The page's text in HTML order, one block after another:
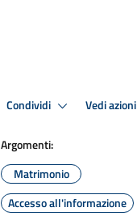
Condividi Vedi azioni
Argomenti:
Matrimonio
Accesso all'informazione